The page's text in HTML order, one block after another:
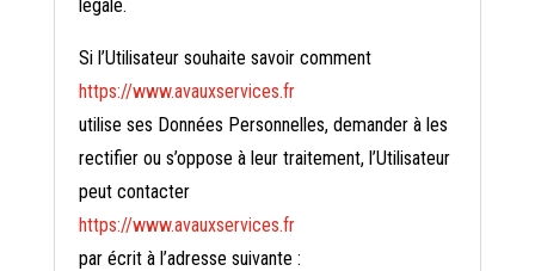
légale.
Si l’Utilisateur souhaite savoir comment
https://www.avauxservices.fr
utilise ses Données Personnelles, demander à les
rectifier ou s’oppose à leur traitement, l’Utilisateur
peut contacter
https://www.avauxservices.fr
par écrit à l’adresse suivante :